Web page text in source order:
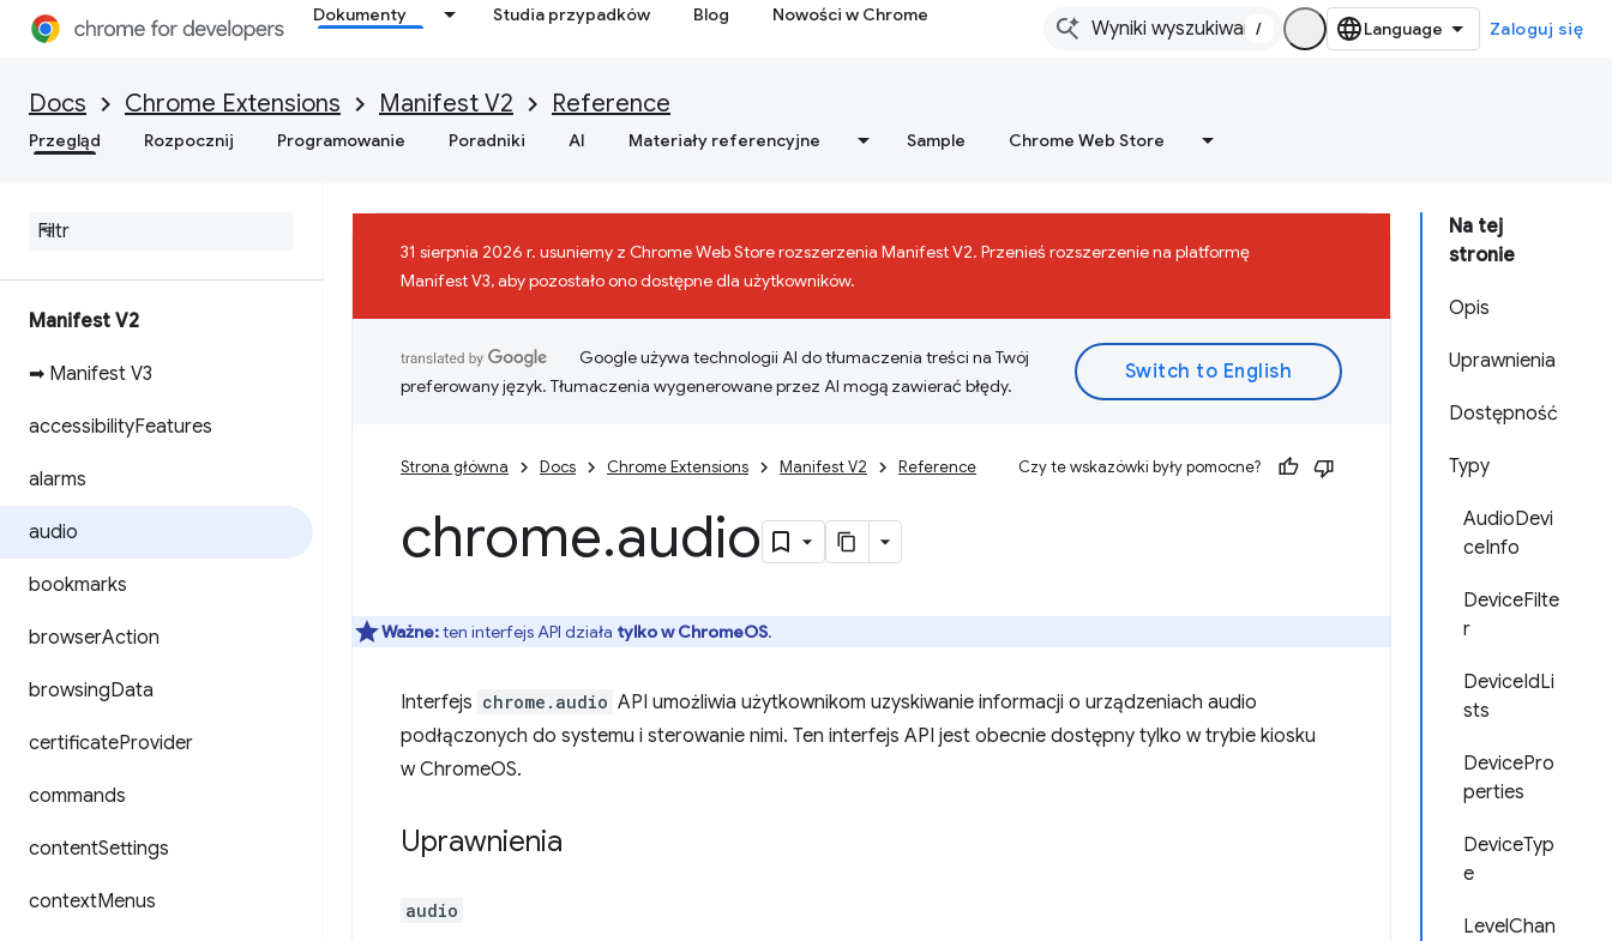
Dokumenty Studia przypadków Blog Nowości w Chrome
/ Zaloguj się
Docs Chrome Extensions Manifest V2 Reference
Przegląd Rozpocznij Programowanie Poradniki AI Materiały referencyjne Sample Chrome Web Store
Manifest V2
➡ Manifest V3
accessibilityFeatures
alarms
audio
bookmarks
browserAction
browsingData
certificateProvider
commands
contentSettings
contextMenus
Na tej
stronie
Opis
Uprawnienia
Dostępność
Typy
AudioDevi
ceInfo
DeviceFilte
r
DeviceIdLi
sts
DevicePro
perties
DeviceTyp
e
LevelChan
31 sierpnia 2026 r. usuniemy z Chrome Web Store rozszerzenia Manifest V2. Przenieś rozszerzenie na platformę
Manifest V3, aby pozostało ono dostępne dla użytkowników.
Google używa technologii AI do tłumaczenia treści na Twój
preferowany język. Tłumaczenia wygenerowane przez AI mogą zawierać błędy.
Strona główna Docs Chrome Extensions Manifest V2 Reference Czy te wskazówki były pomocne?
chrome.audio
Ważne:ten interfejs API działa tylko w ChromeOS.
Interfejs chrome.audio API umożliwia użytkownikom uzyskiwanie informacji o urządzeniach audio
podłączonych do systemu i sterowanie nimi. Ten interfejs API jest obecnie dostępny tylko w trybie kiosku
w ChromeOS.
Uprawnienia
audio